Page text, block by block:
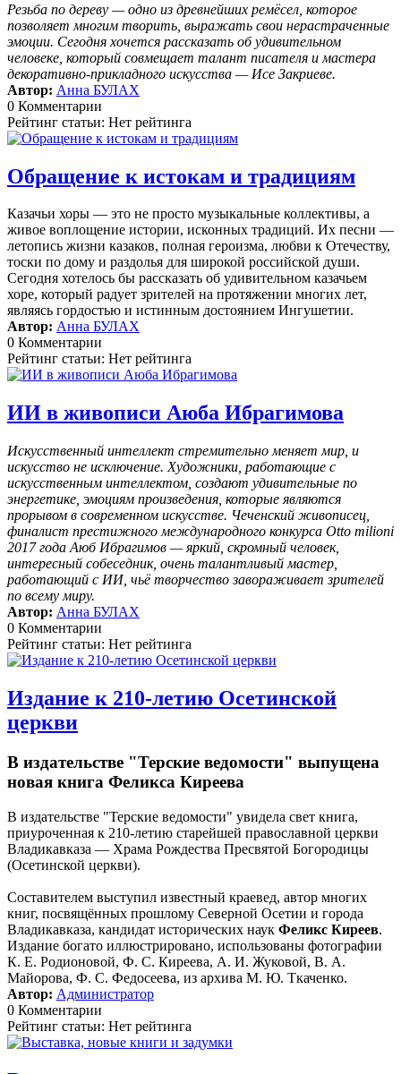
Резьба по дереву — одно из древнейших ремёсел, которое
позволяет многим творить, выражать свои нерастраченные
эмоции. Сегодня хочется рассказать об удивительном
человеке, который совмещает талант писателя и мастера
декоративно-прикладного искусства — Исе Закриеве.
Автор: Анна БУЛАХ
0 Комментарии
Рейтинг статьи: Нет рейтинга
Обращение к истокам и традициям
Казачьи хоры — это не просто музыкальные коллективы, а
живое воплощение истории, исконных традиций. Их песни —
летопись жизни казаков, полная героизма, любви к Отечеству,
тоски по дому и раздолья для широкой российской души.
Сегодня хотелось бы рассказать об удивительном казачьем
хоре, который радует зрителей на протяжении многих лет,
являясь гордостью и истинным достоянием Ингушетии.
Автор: Анна БУЛАХ
0 Комментарии
Рейтинг статьи: Нет рейтинга
ИИ в живописи Аюба Ибрагимова
Искусственный интеллект стремительно меняет мир, и
искусство не исключение. Художники, работающие с
искусственным интеллектом, создают удивительные по
энергетике, эмоциям произведения, которые являются
прорывом в современном искусстве. Чеченский живописец,
финалист престижного международного конкурса Otto milioni
2017 года Аюб Ибрагимов — яркий, скромный человек,
интересный собеседник, очень талантливый мастер,
работающий с ИИ, чьё творчество завораживает зрителей
по всему миру.
Автор: Анна БУЛАХ
0 Комментарии
Рейтинг статьи: Нет рейтинга
Издание к 210-летию Осетинской
церкви
В издательстве "Терские ведомости" выпущена
новая книга Феликса Киреева
В издательстве "Терские ведомости" увидела свет книга,
приуроченная к 210-летию старейшей православной церкви
Владикавказа — Храма Рождества Пресвятой Богородицы
(Осетинской церкви).
Составителем выступил известный краевед, автор многих
книг, посвящённых прошлому Северной Осетии и города
Владикавказа, кандидат исторических наук Феликс Киреев.
Издание богато иллюстрировано, использованы фотографии
К. Е. Родионовой, Ф. С. Киреева, А. И. Жуковой, В. А.
Майорова, Ф. С. Федосеева, из архива М. Ю. Ткаченко.
Автор: Администратор
0 Комментарии
Рейтинг статьи: Нет рейтинга